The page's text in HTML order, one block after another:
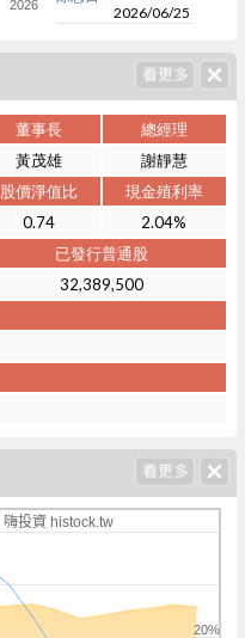
2026
2026/06/25
董事長
總經理
黃茂雄
謝靜慧
股價淨值比
現金殖利率
0.74
2.04%
已發行普通股
32,389,500
嗨投資 histock.tw
20%